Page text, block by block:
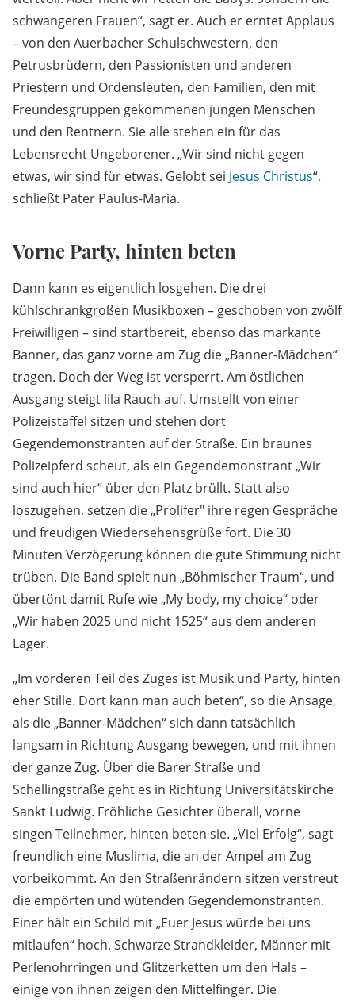
schwangeren Frauen“, sagt er. Auch er erntet Applaus
– von den Auerbacher Schulschwestern, den
Petrusbrüdern, den Passionisten und anderen
Priestern und Ordensleuten, den Familien, den mit
Freundesgruppen gekommenen jungen Menschen
und den Rentnern. Sie alle stehen ein für das
Lebensrecht Ungeborener. „Wir sind nicht gegen
etwas, wir sind für etwas. Gelobt sei Jesus Christus“,
schließt Pater Paulus-Maria.
Vorne Party, hinten beten
Dann kann es eigentlich losgehen. Die drei
kühlschrankgroßen Musikboxen – geschoben von zwölf
Freiwilligen – sind startbereit, ebenso das markante
Banner, das ganz vorne am Zug die „Banner-Mädchen“
tragen. Doch der Weg ist versperrt. Am östlichen
Ausgang steigt lila Rauch auf. Umstellt von einer
Polizeistaffel sitzen und stehen dort
Gegendemonstranten auf der Straße. Ein braunes
Polizeipferd scheut, als ein Gegendemonstrant „Wir
sind auch hier“ über den Platz brüllt. Statt also
loszugehen, setzen die „Prolifer" ihre regen Gespräche
und freudigen Wiedersehensgrüße fort. Die 30
Minuten Verzögerung können die gute Stimmung nicht
trüben. Die Band spielt nun „Böhmischer Traum“, und
übertönt damit Rufe wie „My body, my choice“ oder
„Wir haben 2025 und nicht 1525“ aus dem anderen
Lager.
„Im vorderen Teil des Zuges ist Musik und Party, hinten
eher Stille. Dort kann man auch beten“, so die Ansage,
als die „Banner-Mädchen“ sich dann tatsächlich
langsam in Richtung Ausgang bewegen, und mit ihnen
der ganze Zug. Über die Barer Straße und
Schellingstraße geht es in Richtung Universitätskirche
Sankt Ludwig. Fröhliche Gesichter überall, vorne
singen Teilnehmer, hinten beten sie. „Viel Erfolg“, sagt
freundlich eine Muslima, die an der Ampel am Zug
vorbeikommt. An den Straßenrändern sitzen verstreut
die empörten und wütenden Gegendemonstranten.
Einer hält ein Schild mit „Euer Jesus würde bei uns
mitlaufen“ hoch. Schwarze Strandkleider, Männer mit
Perlenohrringen und Glitzerketten um den Hals –
einige von ihnen zeigen den Mittelfinger. Die